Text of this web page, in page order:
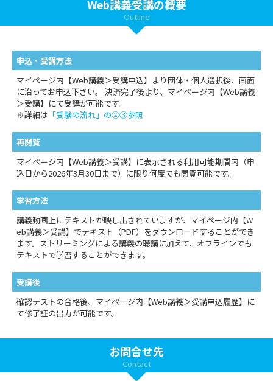
Web講義受講の概要
Outline
申込・受講方法
マイページ内【Web講義＞受講申込】より団体・個人選択後、画面
に沿ってお申込下さい。 決済完了後より、マイページ内【Web講義
＞受講】にて受講が可能です。
※詳細は 「受験の流れ」の②③参照
再閲覧
マイページ内【Web講義＞受講】に表示される利用可能期間内（申
込日から2026年3月30日まで）に限り何度でも閲覧可能です。
学習方法
講義動画上にテキストが映し出されていますが、マイページ内【W
eb講義＞受講】でテキスト（PDF）をダウンロードすることができ
ます。ストリーミングによる講義の聴講に加えて、オフラインでも
テキストで学習することができます。
受講後
確認テストの合格後、マイページ内【Web講義＞受講申込履歴】に
て修了証の出力が可能です。
お問合せ先
Contact